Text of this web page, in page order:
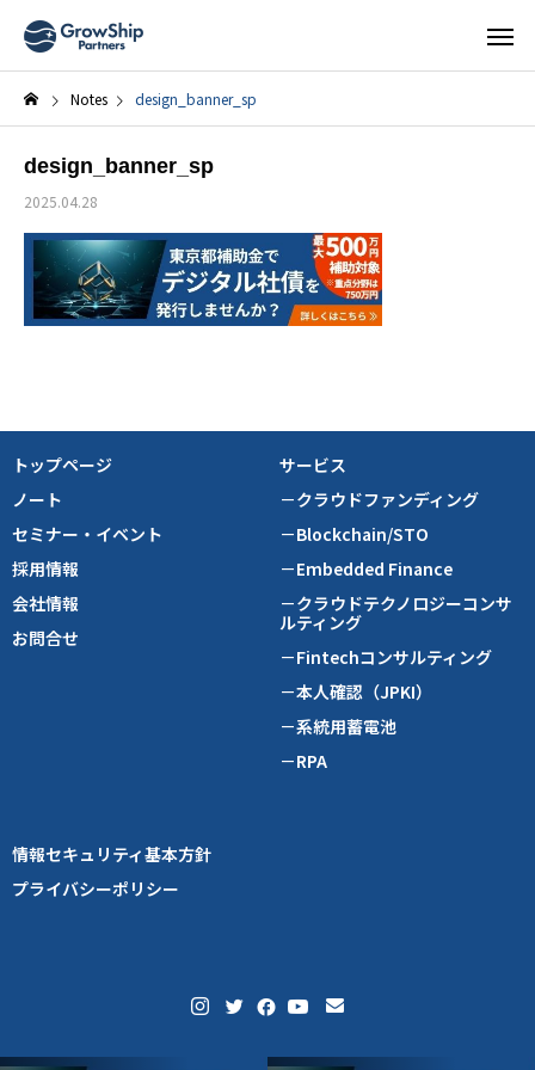
Notes design_banner_sp
design_banner_sp
2025.04.28
トップページ
ノート
セミナー・イベント
採用情報
会社情報
お問合せ
サービス
－クラウドファンディング
－Blockchain/STO
－Embedded Finance
－クラウドテクノロジーコンサ
ルティング
－Fintechコンサルティング
－本人確認（JPKI）
－系統用蓄電池
－RPA
情報セキュリティ基本方針
プライバシーポリシー